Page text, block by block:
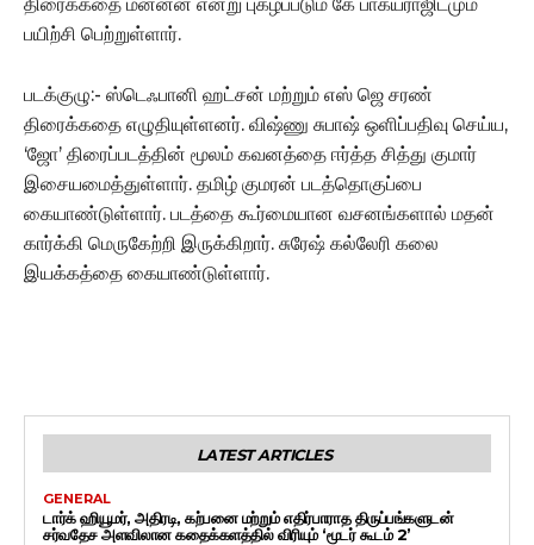
பயிற்சி பெற்றுள்ளார்.
படக்குழு:- ஸ்டெஃபானி ஹட்சன் மற்றும் எஸ் ஜெ சரண்
திரைக்கதை எழுதியுள்ளனர். விஷ்ணு சுபாஷ் ஒளிப்பதிவு செய்ய,
‘ஜோ’ திரைப்படத்தின் மூலம் கவனத்தை ஈர்த்த சித்து குமார்
இசையமைத்துள்ளார். தமிழ் குமரன் படத்தொகுப்பை
கையாண்டுள்ளார். படத்தை கூர்மையான வசனங்களால் மதன்
கார்க்கி மெருகேற்றி இருக்கிறார். சுரேஷ் கல்லேரி கலை
இயக்கத்தை கையாண்டுள்ளார்.
LATEST ARTICLES
GENERAL
டார்க் ஹியூமர், அதிரடி, கற்பனை மற்றும் எதிர்பாராத திருப்பங்களுடன்
சர்வதேச அளவிலான கதைக்களத்தில் விரியும் ‘மூடர் கூடம் 2’